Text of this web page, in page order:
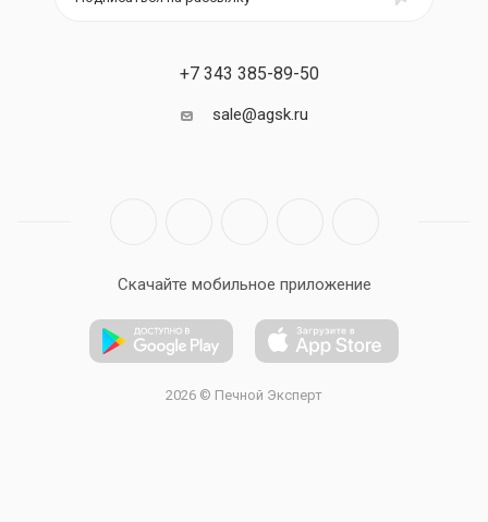
+7 343 385-89-50
sale@agsk.ru
Скачайте мобильное приложение
2026 © Печной Эксперт